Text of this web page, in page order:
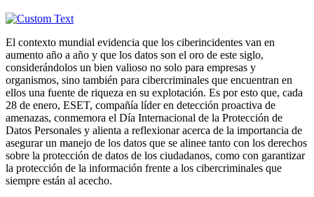
El contexto mundial evidencia que los ciberincidentes van en
aumento año a año y que los datos son el oro de este siglo,
considerándolos un bien valioso no solo para empresas y
organismos, sino también para cibercriminales que encuentran en
ellos una fuente de riqueza en su explotación. Es por esto que, cada
28 de enero, ESET, compañía líder en detección proactiva de
amenazas, conmemora el Día Internacional de la Protección de
Datos Personales y alienta a reflexionar acerca de la importancia de
asegurar un manejo de los datos que se alinee tanto con los derechos
sobre la protección de datos de los ciudadanos, como con garantizar
la protección de la información frente a los cibercriminales que
siempre están al acecho.